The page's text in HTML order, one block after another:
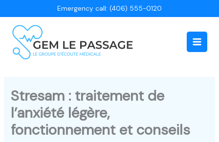
au
contenu
Emergency call: (406) 555-0120
Main
Stresam : traitement de
l’anxiété légère,
fonctionnement et conseils